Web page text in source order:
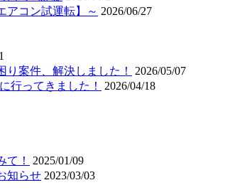
コン試運転】～ 2026/06/27
案件、解決しました！
2026/05/07
行ってきました！
2026/04/18
て！
2025/01/09
知らせ 2023/03/03